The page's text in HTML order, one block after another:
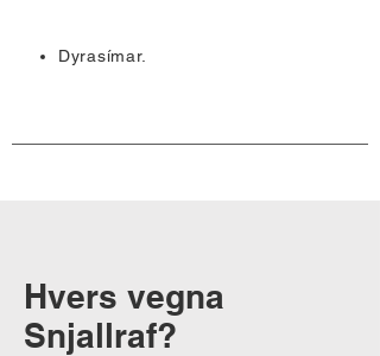
Dyrasímar.
Hvers vegna
Snjallraf?